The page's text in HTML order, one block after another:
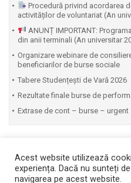
Procedură privind acordarea
activităților de voluntariat (An
ANUNȚ IMPORTANT:
din anii terminali (An universitar
Organizare webinare de
beneficiarilor de burse sociale
Tabere Studențești de Vară 2026
Rezultate finale burse de
Extrase de cont – burse – urgent
Acest website utilizează
experiența. Dacă nu sunteți
navigarea pe acest website.